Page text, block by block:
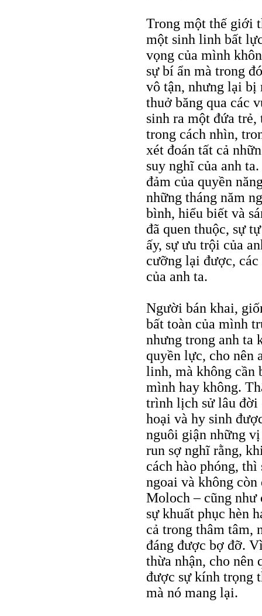
Trong một thế giới
một sinh linh bất
vọng của mình
sự bí ẩn mà trong
vô tận, nhưng lại bị
thuở băng qua các
sinh ra một đứa
trong cách nhìn,
xét đoán tất cả
suy nghĩ của anh
đảm của quyền
những tháng năm
bình, hiểu biết và
đã quen thuộc, sự
ấy, sự ưu trội của
cưỡng lại được,
của anh ta.
Người bán khai,
bất toàn của mình
nhưng trong anh ta
quyền lực, cho nên
linh, mà không cần
mình hay không.
trình lịch sử lâu đời
hoại và hy sinh
nguôi giận những
run sợ nghĩ rằng,
cách hào phóng,
ngoai và không
Moloch – cũng như
sự khuất phục hèn
cả trong thâm tâm,
đáng được bợ đỡ.
thừa nhận, cho nên
được sự kính trọng
mà nó mang lại.